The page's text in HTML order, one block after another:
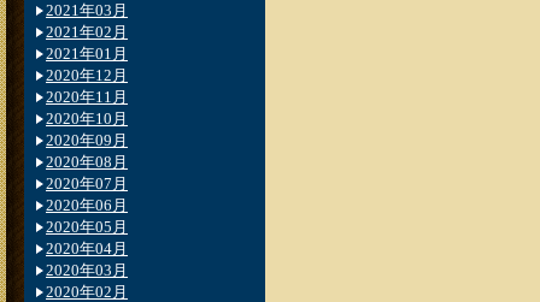
2021年03月
2021年02月
2021年01月
2020年12月
2020年11月
2020年10月
2020年09月
2020年08月
2020年07月
2020年06月
2020年05月
2020年04月
2020年03月
2020年02月